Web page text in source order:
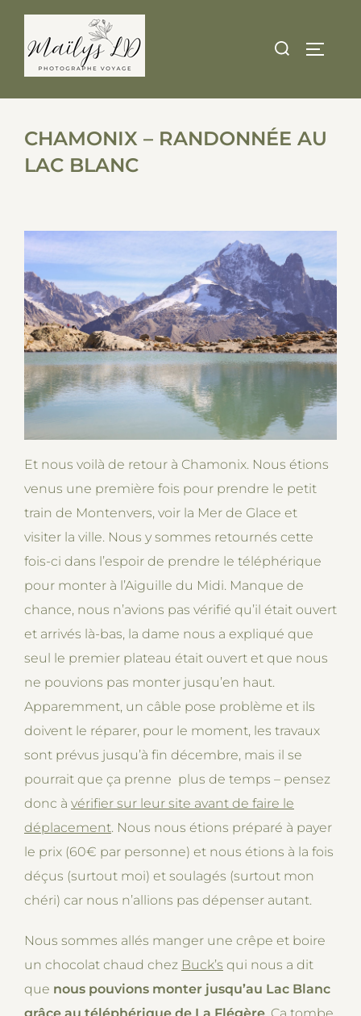
content
Search
CHAMONIX – RANDONNÉE AU
LAC BLANC
Et nous voilà de retour à Chamonix. Nous étions
venus une première fois pour prendre le petit
train de Montenvers, voir la Mer de Glace et
visiter la ville. Nous y sommes retournés cette
fois-ci dans l’espoir de prendre le téléphérique
pour monter à l’Aiguille du Midi. Manque de
chance, nous n’avions pas vérifié qu’il était ouvert
et arrivés là-bas, la dame nous a expliqué que
seul le premier plateau était ouvert et que nous
ne pouvions pas monter jusqu’en haut.
Apparemment, un câble pose problème et ils
doivent le réparer, pour le moment, les travaux
sont prévus jusqu’à fin décembre, mais il se
pourrait que ça prenne plus de temps – pensez
donc à vérifier sur leur site avant de faire le
déplacement. Nous nous étions préparé à payer
le prix (60€ par personne) et nous étions à la fois
déçus (surtout moi) et soulagés (surtout mon
chéri) car nous n’allions pas dépenser autant.
Nous sommes allés manger une crêpe et boire
un chocolat chaud chez Buck’s qui nous a dit
que nous pouvions monter jusqu’au Lac Blanc
grâce au téléphérique de La Flégère. Ça tombe